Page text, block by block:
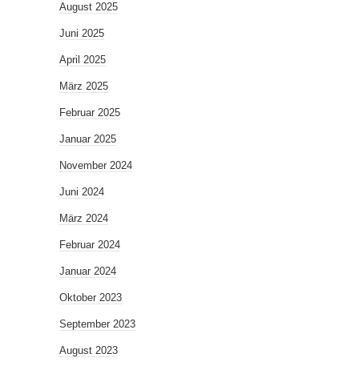
August 2025
Juni 2025
April 2025
März 2025
Februar 2025
Januar 2025
November 2024
Juni 2024
März 2024
Februar 2024
Januar 2024
Oktober 2023
September 2023
August 2023